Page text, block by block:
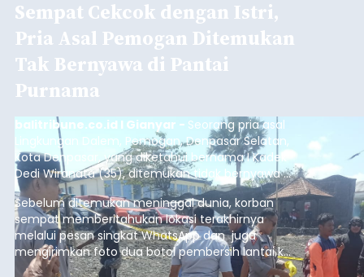
Sempat Cekcok dengan Istri,
Pria Asal Pemogan Ditemukan
Tak Bernyawa di Pantai
Purnama
balitribune.co.id I Gianyar - Seorang pria asal
Lingkungan Dalem, Pemogan, Denpasar Selatan,
Kota Denpasar, yang diketahui bernama I Kadek
Dedi Wiranata (35), ditemukan tidak bernyawa di
pesisir Pantai Purnama, Sukawati.
Sebelum ditemukan meninggal dunia, korban
sempat memberitahukan lokasi terakhirnya
melalui pesan singkat WhatsApp dan juga
mengirimkan foto dua botol pembersih lantai ke
istrinya.